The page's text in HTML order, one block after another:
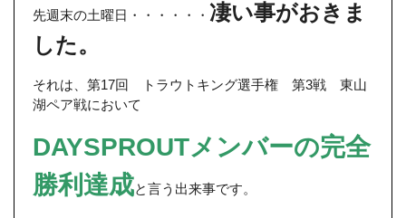
先週末の土曜日・・・・・・ 凄い事がおきま
した。
それは、第17回 トラウトキング選手権 第3戦 東山
湖ペア戦において
DAYSPROUTメンバーの完全
勝利達成と言う出来事です。